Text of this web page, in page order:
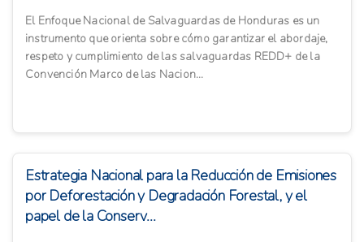
El Enfoque Nacional de Salvaguardas de Honduras es un
instrumento que orienta sobre cómo garantizar el abordaje,
respeto y cumplimiento de las salvaguardas REDD+ de la
Convención Marco de las Nacion...
Estrategia Nacional para la Reducción de Emisiones
por Deforestación y Degradación Forestal, y el
papel de la Conserv...